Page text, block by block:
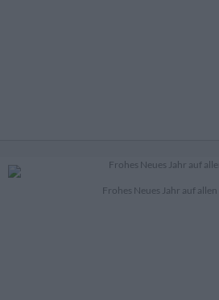
Frohes Neues Jahr auf